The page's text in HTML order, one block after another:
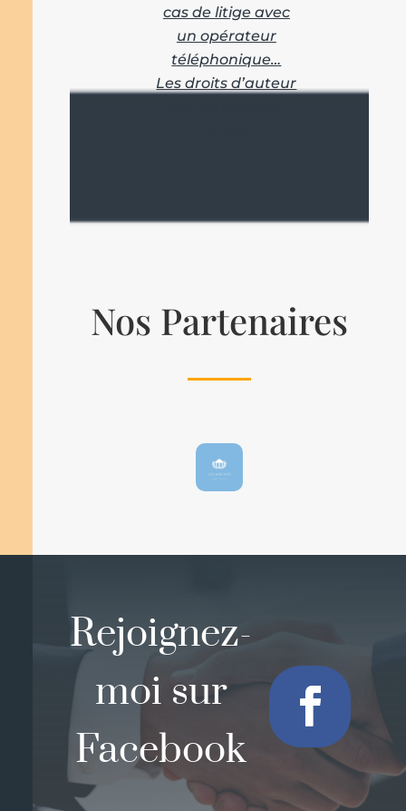
cas de litige avec
un opérateur
téléphonique…
Les droits d’auteur
Nos Partenaires
Rejoignez-
moi sur
Facebook